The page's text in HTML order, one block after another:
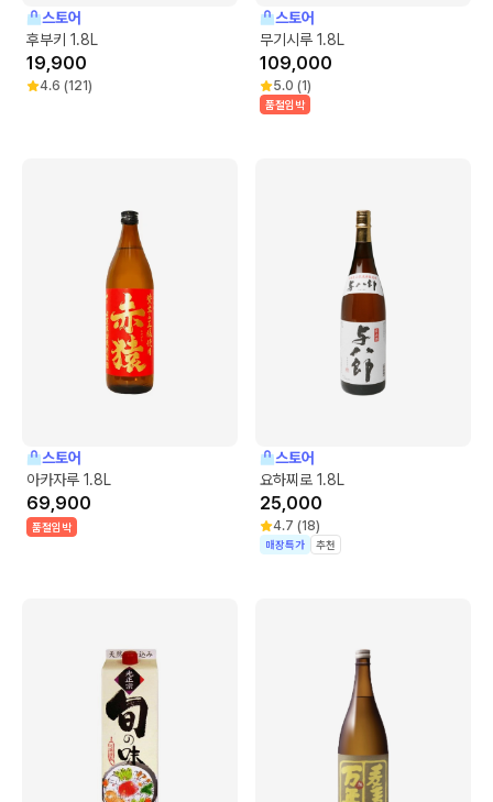
스토어
후부키 1.8L
19,900
4.6 (121)
스토어
무기시루 1.8L
109,000
5.0 (1)
품절임박
스토어
아카자루 1.8L
69,900
품절임박
스토어
요하찌로 1.8L
25,000
4.7 (18)
매장특가 추천